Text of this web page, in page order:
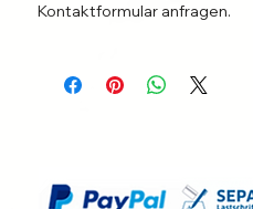
Kontaktformular anfragen.